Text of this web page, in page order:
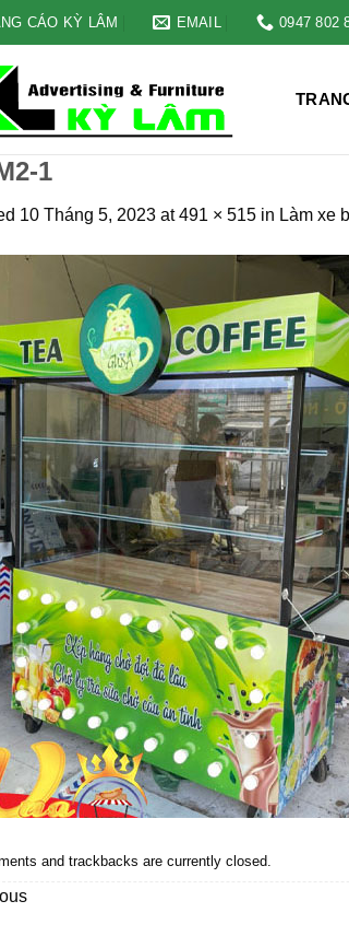
CÁO KỲ LÂM EMAIL 0947 802
1
10 Tháng 5, 2023 at491 × 515 in Làm xe
and trackbacks are currently closed.